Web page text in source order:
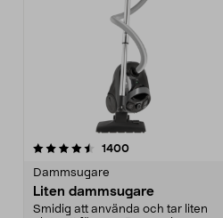
1400recensioner
Dammsugare
Liten dammsugare
Smidig att använda och tar liten
4.5 av 5 stjärnor